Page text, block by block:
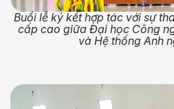
Buổi lễ ký kết hợp tác với sự
cấp cao giữa Đại học Công
và Hệ thống Anh